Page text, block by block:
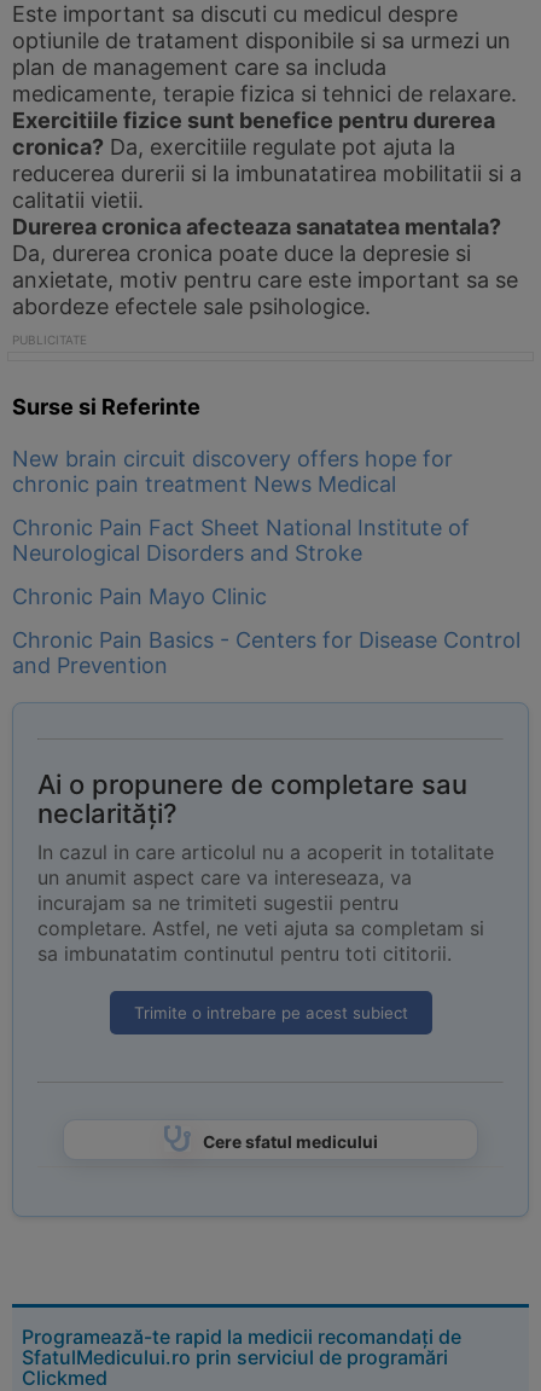
Este important sa discuti cu medicul despre
optiunile de tratament disponibile si sa urmezi un
plan de management care sa includa
medicamente, terapie fizica si tehnici de relaxare.
Exercitiile fizice sunt benefice pentru durerea
cronica? Da, exercitiile regulate pot ajuta la
reducerea durerii si la imbunatatirea mobilitatii si a
calitatii vietii.
Durerea cronica afecteaza sanatatea mentala?
Da, durerea cronica poate duce la depresie si
anxietate, motiv pentru care este important sa se
abordeze efectele sale psihologice.
Surse si Referinte
New brain circuit discovery offers hope for
chronic pain treatment News Medical
Chronic Pain Fact Sheet National Institute of
Neurological Disorders and Stroke
Chronic Pain Mayo Clinic
Chronic Pain Basics - Centers for Disease Control
and Prevention
Ai o propunere de completare sau
neclarități?
In cazul in care articolul nu a acoperit in totalitate
un anumit aspect care va intereseaza, va
incurajam sa ne trimiteti sugestii pentru
completare. Astfel, ne veti ajuta sa completam si
sa imbunatatim continutul pentru toti cititorii.
Trimite o intrebare pe acest subiect
Cere sfatul medicului
Programează-te rapid la medicii recomandați de
SfatulMedicului.ro prin serviciul de programări
Clickmed